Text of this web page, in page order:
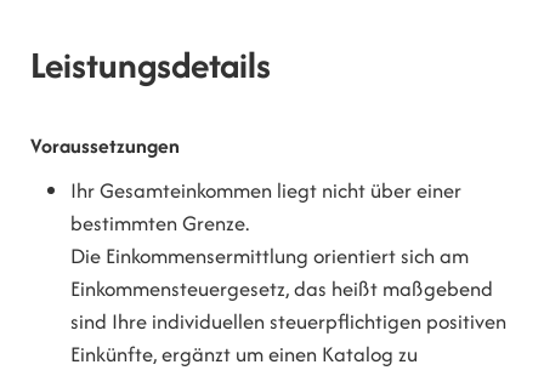
Leistungsdetails
Voraussetzungen
Ihr Gesamteinkommen liegt nicht über einer
bestimmten Grenze.
Die Einkommensermittlung orientiert sich am
Einkommensteuergesetz, das heißt maßgebend
sind Ihre individuellen steuerpflichtigen positiven
Einkünfte, ergänzt um einen Katalog zu